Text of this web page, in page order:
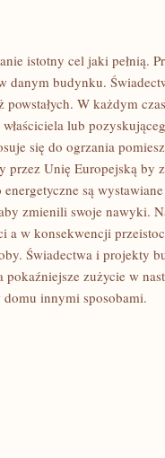
istotny cel jaki pełnią.
danym budynku.
W każdym
lub
się do ogrzania
przez Unię Europejską by
są
zmienili swoje nawyki.
w konsekwencji
Świadectwa i projekty
zużycie w
domu innymi sposobami.